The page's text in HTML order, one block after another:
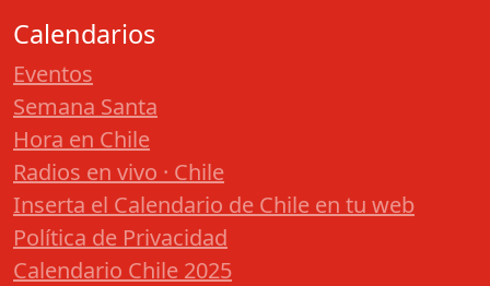
Calendarios
Eventos
Semana Santa
Hora en Chile
Radios en vivo · Chile
Inserta el Calendario de Chile en tu web
Política de Privacidad
Calendario Chile 2025